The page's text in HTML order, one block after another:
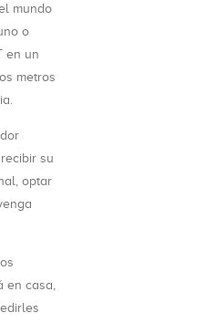
mundo
o
en un
metros
su
optar
en casa,